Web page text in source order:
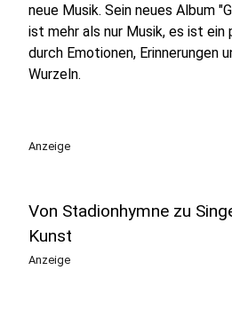
neue Musik. Sein neues Album
ist mehr als nur Musik, es ist ein
durch Emotionen, Erinnerungen
Wurzeln.
Anzeige
Von Stadionhymne zu
Kunst
Anzeige